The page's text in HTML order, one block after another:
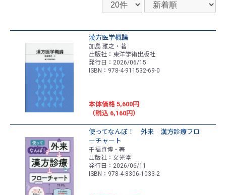
漢方医学概論
加島 雅之・著
出版社：東洋学術出版社
発行日：2026/06/15
ISBN：978-4-911532-69-0
本体価格 5,600円
（税込 6,160円）
使ってなんぼ！ 外来 漢方診療フロ
ーチャート
千福貞博・著
出版社：文光堂
発行日：2026/06/11
ISBN：978-4-8306-1033-2